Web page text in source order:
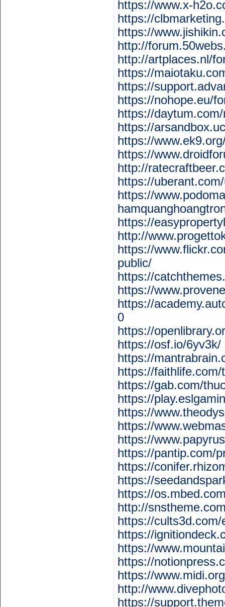
https://www.x-
https://
https://
http://
http://artplaces.nl/
https://
https://
https://nohope.eu/
https://
https://
https://
https://
http://
https://
https://
https://
http://
https://
public/
https://
https://
https://
0
https://
https://osf.io/6yv3k/
https://
https://
https://gab.com/
https://
https://
https://
https://
https://pantip.com/
https://
https://
https://
http://
https://
https://
https://
https://
https://
http://
https://